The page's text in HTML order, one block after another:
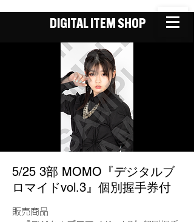
DIGITAL ITEM SHOP
5/25 3部 MOMO『デジタルブ
ロマイドvol.3』個別握手券付
販売商品